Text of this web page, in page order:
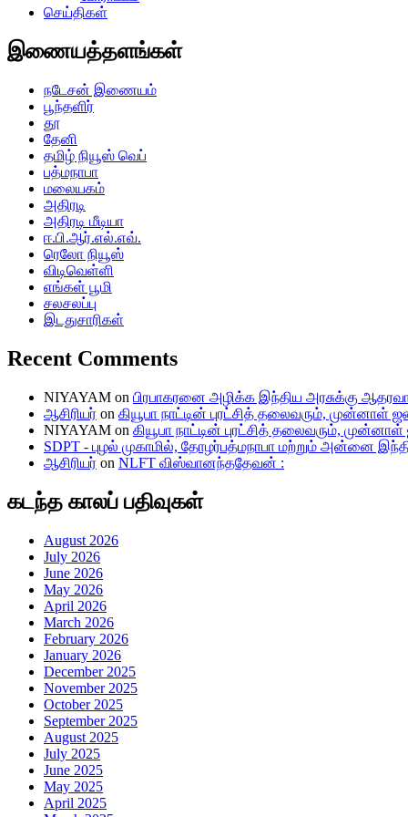
செய்திகள்
இணையத்தளங்கள்
நடேசன் இணையம்
பூந்தளிர்
தூ
தேனி
தமிழ் நியூஸ் வெப்
பத்மநாபா
மலையகம்
அதிரடி
அதிரடி மீடியா
ஈ.பி.ஆர்.எல்.எவ்.
ரெலோ நியூஸ்
விடிவெள்ளி
எங்கள் பூமி
சலசலப்பு
இடதுசாரிகள்
Recent Comments
NIYAYAM on பிரபாகரனை அழிக்க இந்திய அரசுக்கு
ஆசிரியர் on கியூபா நாட்டின் புரட்சித் தலைவரும்,
NIYAYAM on கியூபா நாட்டின் புரட்சித் தலைவரும்,
SDPT - புழல் முகாமில், தோழர்பத்மநாபா மற்றும் அன்னை
ஆசிரியர் on NLFT விஸ்வானந்ததேவன் :
கடந்த காலப் பதிவுகள்
August 2026
July 2026
June 2026
May 2026
April 2026
March 2026
February 2026
January 2026
December 2025
November 2025
October 2025
September 2025
August 2025
July 2025
June 2025
May 2025
April 2025